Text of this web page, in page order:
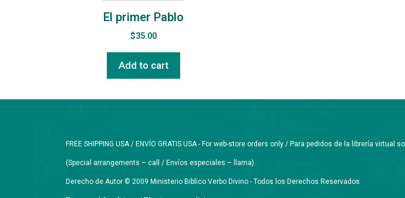
El primer Pablo
$35.00
Add to cart
FREE SHIPPING USA / ENVÍO GRATIS USA - For web-store orders only / Para pedidos de la librería virtual
(Special arrangements – call / Envíos especiales – llama)
Derecho de Autor © 2009 Ministerio Biblico Verbo Divino - Todos los Derechos Reservados